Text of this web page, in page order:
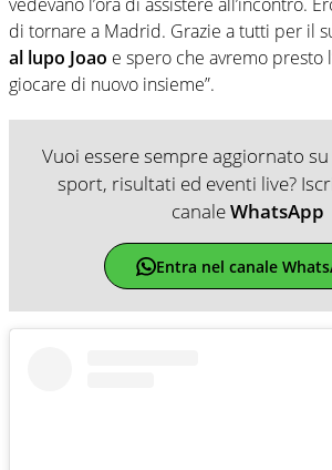
vedevano l’ora di assistere all’incontro.
di tornare a Madrid. Grazie a tutti per il
al lupo Joao e spero che avremo presto
giocare di nuovo insieme”.
Vuoi essere sempre aggiornato
sport, risultati ed eventi live?
canaleWhatsApp
Entra nel canale